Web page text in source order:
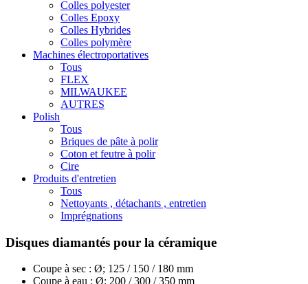
Colles polyester
Colles Epoxy
Colles Hybrides
Colles polymère
Machines électroportatives
Tous
FLEX
MILWAUKEE
AUTRES
Polish
Tous
Briques de pâte à polir
Coton et feutre à polir
Cire
Produits d'entretien
Tous
Nettoyants , détachants , entretien
Imprégnations
Disques diamantés pour la céramique
Coupe à sec : Ø; 125 / 150 / 180 mm
Coupe à eau : Ø; 200 / 300 / 350 mm